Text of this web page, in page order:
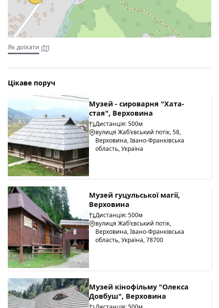
Як доїхати
Цікаве поруч
Музей - сироварня "Хата-
стая", Верховина
Дистанція: 500м
вулиця Жаб'євський потік, 58,
Верховина, Івано-Франківська
область, Україна
Музей гуцульської магії,
Верховина
Дистанція: 500м
вулиця Жаб'євський потік,
Верховина, Івано-Франківська
область, Україна, 78700
Музей кінофільму "Олекса
Довбуш", Верховина